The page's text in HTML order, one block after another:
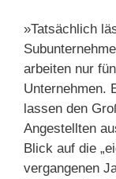
»Tatsächlich
arbeiten nur
Unternehmen.
lassen den
Angestellten
Blick auf die
vergangenen